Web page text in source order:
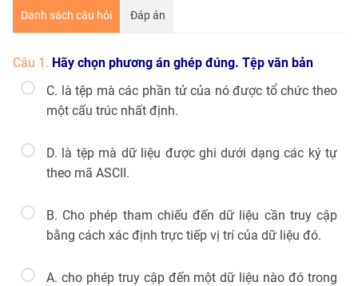
Danh sách câu hỏi Đáp án
Câu 1. Hãy chọn phương án ghép đúng. Tệp văn bản
C. là tệp mà các phần tử của nó được tổ chức theo
một cấu trúc nhất định.
D. là tệp mà dữ liệu được ghi dưới dạng các ký tự
theo mã ASCII.
B. Cho phép tham chiếu đến dữ liệu cần truy cập
bằng cách xác định trực tiếp vị trí của dữ liệu đó.
A. cho phép truy cập đến một dữ liệu nào đó trong